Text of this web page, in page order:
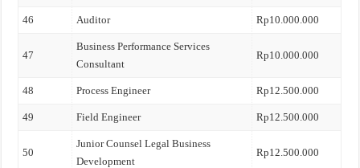
46 Auditor Rp10.000.000
47
Business Performance Services
Consultant
Rp10.000.000
48 Process Engineer Rp12.500.000
49 Field Engineer Rp12.500.000
50
Junior Counsel Legal Business
Development
Rp12.500.000